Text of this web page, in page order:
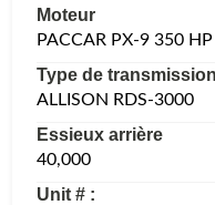
Moteur
PACCAR PX-9 350
Type de transmission
ALLISON RDS-3000
Essieux arrière
40,000
Unit # :